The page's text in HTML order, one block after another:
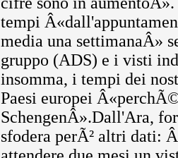
tempi
media una settimanaÂ»
gruppo (ADS) e i visti
insomma, i tempi dei
Paesi europei
SchengenÂ».Dall'Ara,
sfodera perÃ² altri dati: